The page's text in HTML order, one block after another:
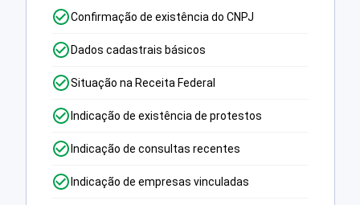
Confirmação de existência do CNPJ
Dados cadastrais básicos
Situação na Receita Federal
Indicação de existência de protestos
Indicação de consultas recentes
Indicação de empresas vinculadas